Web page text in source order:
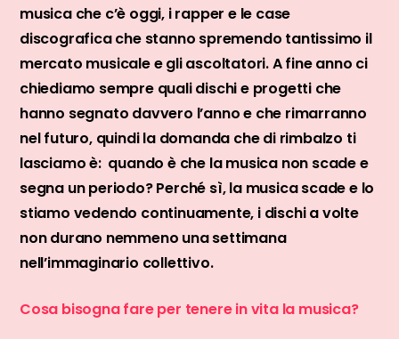
musica che c’è oggi, i rapper e le case
discografica che stanno spremendo tantissimo il
mercato musicale e gli ascoltatori. A fine anno ci
chiediamo sempre quali dischi e progetti che
hanno segnato davvero l’anno e che rimarranno
nel futuro, quindi la domanda che di rimbalzo ti
lasciamo è: quando è che la musica non scade e
segna un periodo? Perché sì, la musica scade e lo
stiamo vedendo continuamente, i dischi a volte
non durano nemmeno una settimana
nell’immaginario collettivo.
Cosa bisogna fare per tenere in vita la musica?